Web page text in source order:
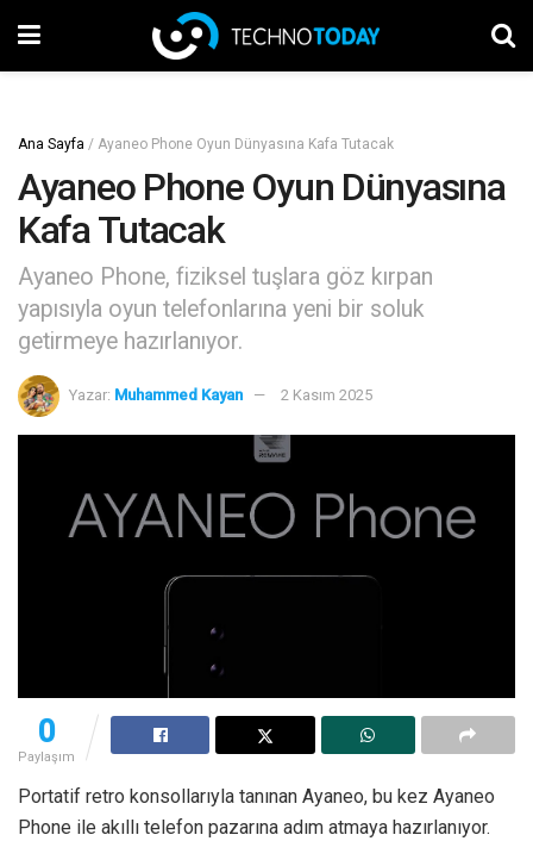
Ana Sayfa / Ayaneo Phone Oyun Dünyasına Kafa Tutacak
Ayaneo Phone Oyun Dünyasına
Kafa Tutacak
Ayaneo Phone, fiziksel tuşlara göz kırpan
yapısıyla oyun telefonlarına yeni bir soluk
getirmeye hazırlanıyor.
Yazar: Muhammed Kayan 2 Kasım 2025
0
Paylaşım
Portatif retro konsollarıyla tanınan Ayaneo, bu kez Ayaneo
Phone ile akıllı telefon pazarına adım atmaya hazırlanıyor.